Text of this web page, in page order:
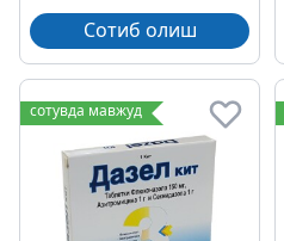
Сотиб олиш
сотувда мавжуд